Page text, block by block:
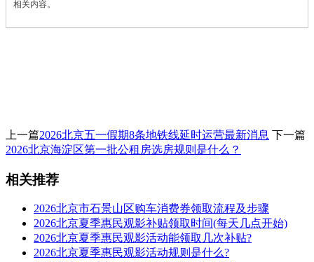
相关内容。
上一篇2026北京五一假期8条地铁线延时运营最新消息 下一篇
2026北京海淀区第一批公租房选房规则是什么？
相关推荐
2026北京市石景山区购车消费券领取流程及步骤
2026北京夏季惠民观影补贴领取时间(每天几点开始)
2026北京夏季惠民观影活动能领取几次补贴?
2026北京夏季惠民观影活动规则是什么?